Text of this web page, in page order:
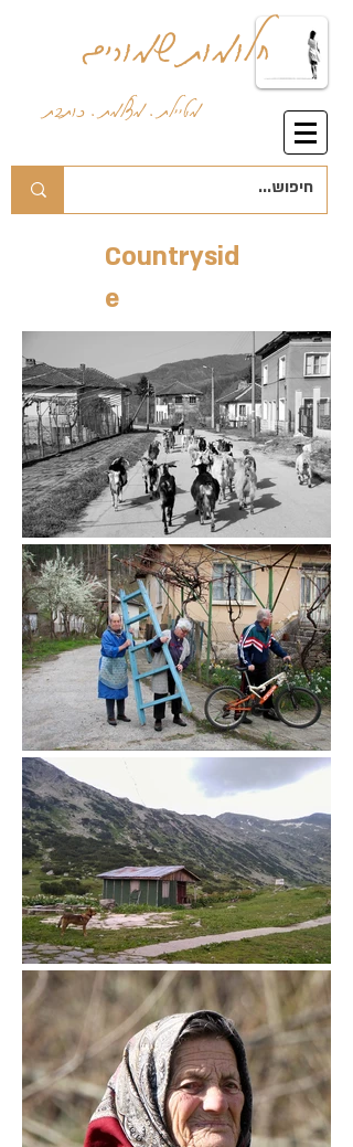
חלומות שמורים
מטיילת . מצלמת . כותבת
Countrysid
e